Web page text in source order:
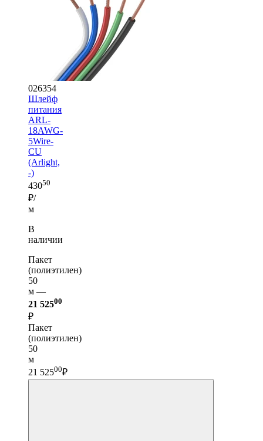
026354
Шлейф
питания
ARL-
18AWG-
5Wire-
CU
(Arlight,
-)
43050
₽/
м
В
наличии
Пакет
(полиэтилен)
50
м —
21 52500
₽
Пакет
(полиэтилен)
50
м
21 52500₽